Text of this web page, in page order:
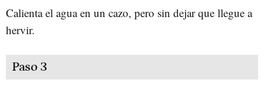
Calienta el agua en un cazo, pero sin dejar que llegue a
hervir.
Paso 3